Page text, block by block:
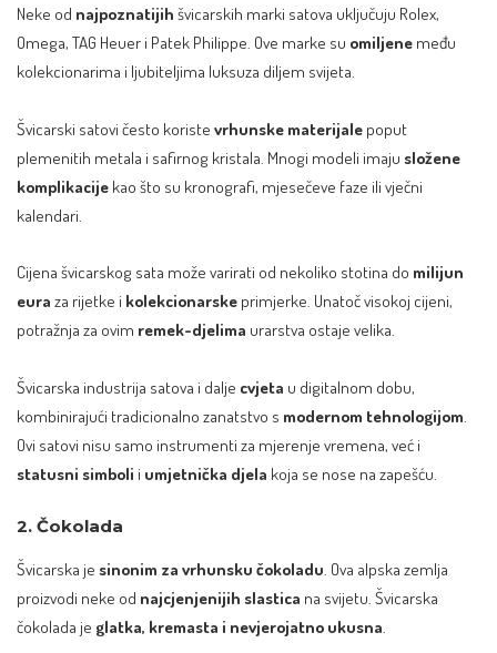
Neke od najpoznatijih švicarskih marki satova uključuju Rolex,
Omega, TAG Heuer i Patek Philippe. Ove marke su omiljene među
kolekcionarima i ljubiteljima luksuza diljem svijeta.
Švicarski satovi često koriste vrhunske materijale poput
plemenitih metala i safirnog kristala. Mnogi modeli imaju složene
komplikacije kao što su kronografi, mjesečeve faze ili vječni
kalendari.
Cijena švicarskog sata može varirati od nekoliko stotina do milijun
eura za rijetke i kolekcionarske primjerke. Unatoč visokoj cijeni,
potražnja za ovim remek-djelima urarstva ostaje velika.
Švicarska industrija satova i dalje cvjeta u digitalnom dobu,
kombinirajući tradicionalno zanatstvo s modernom tehnologijom
Ovi satovi nisu samo instrumenti za mjerenje vremena, već i
statusni simboli i umjetnička djela koja se nose na zapešću.
2. Čokolada
Švicarska je sinonim za vrhunsku čokoladu. Ova alpska zemlja
proizvodi neke od najcjenjenijih slastica na svijetu. Švicarska
čokolada je glatka, kremasta i nevjerojatno ukusna.